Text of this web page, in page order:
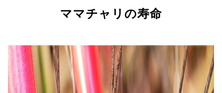
ママチャリの寿命